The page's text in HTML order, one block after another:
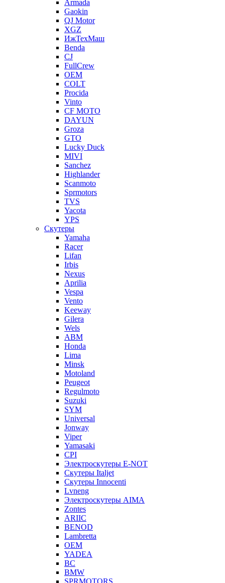
Armada
Gaokin
QJ Motor
XGZ
ИжТехМаш
Benda
CJ
FullCrew
OEM
COLT
Procida
Vinto
CF MOTO
DAYUN
Groza
GTO
Lucky Duck
MIVI
Sanchez
Highlander
Scanmoto
Sprmotors
TVS
Yacota
YPS
Скутеры
Yamaha
Racer
Lifan
Irbis
Nexus
Aprilia
Vespa
Vento
Keeway
Gilera
Wels
ABM
Honda
Lima
Minsk
Motoland
Peugeot
Regulmoto
Suzuki
SYM
Universal
Jonway
Viper
Yamasaki
CPI
Электроскутеры E-NOT
Скутеры Italjet
Скутеры Innocenti
Lvneng
Электроскутеры AIMA
Zontes
ARIIC
BENOD
Lambretta
OEM
YADEA
BC
BMW
SPRMOTORS